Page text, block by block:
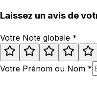
Laissez un avis de
Votre Note globale *
Votre Prénom ou Nom *